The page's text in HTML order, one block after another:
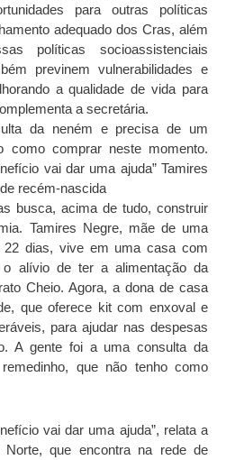
para outras políticas
adequado dos Cras, além
políticas socioassistenciais
previnem vulnerabilidades e
a qualidade de vida para
a secretária.
da neném e precisa de um
como comprar neste momento.
vai dar uma ajuda” Tamires
recém-nascida
busca, acima de tudo, construir
Tamires Negre, mãe de uma
22 dias, vive em uma casa com
alívio de ter a alimentação da
Cheio. Agora, a dona de casa
que oferece kit com enxoval e
para ajudar nas despesas
A gente foi a uma consulta da
que não tenho como
vai dar uma ajuda”, relata a
Norte, que encontra na rede de